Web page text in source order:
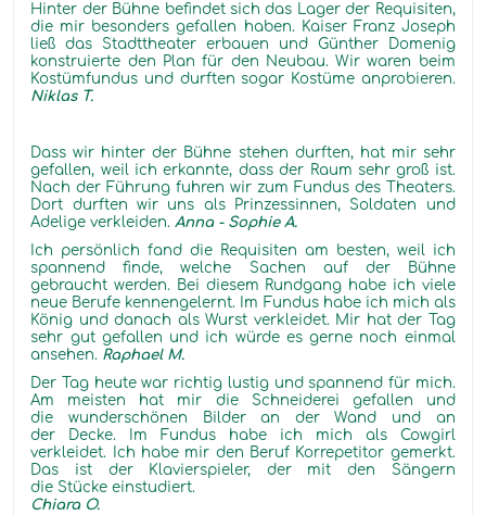
Hinter der Bühne befindet sich das Lager der Requisiten,
die mir besonders gefallen haben. Kaiser Franz Joseph
ließ das Stadttheater erbauen und Günther Domenig
konstruierte den Plan für den Neubau. Wir waren beim
Kostümfundus und durften sogar Kostüme anprobieren.
Niklas T.
Dass wir hinter der Bühne stehen durften, hat mir sehr
gefallen, weil ich erkannte, dass der Raum sehr groß ist.
Nach der Führung fuhren wir zum Fundus des Theaters.
Dort durften wir uns als Prinzessinnen, Soldaten und
Adelige verkleiden.Anna - Sophie A.
Ich persönlich fand die Requisiten am besten, weil ich
spannend finde, welche Sachen auf der Bühne
gebraucht werden. Bei diesem Rundgang habe ich viele
neue Berufe kennengelernt. Im Fundus habe ich mich als
König und danach als Wurst verkleidet. Mir hat der Tag
sehr gut gefallen und ich würde es gerne noch einmal
ansehen. Raphael M.
Der Tag heute war richtig lustig und spannend für mich.
Am meisten hat mir die Schneiderei gefallen und
die wunderschönen Bilder an der Wand und an
der Decke. Im Fundus habe ich mich als Cowgirl
verkleidet. Ich habe mir den Beruf Korrepetitor gemerkt.
Das ist der Klavierspieler, der mit den Sängern
die Stücke einstudiert.
Chiara O.